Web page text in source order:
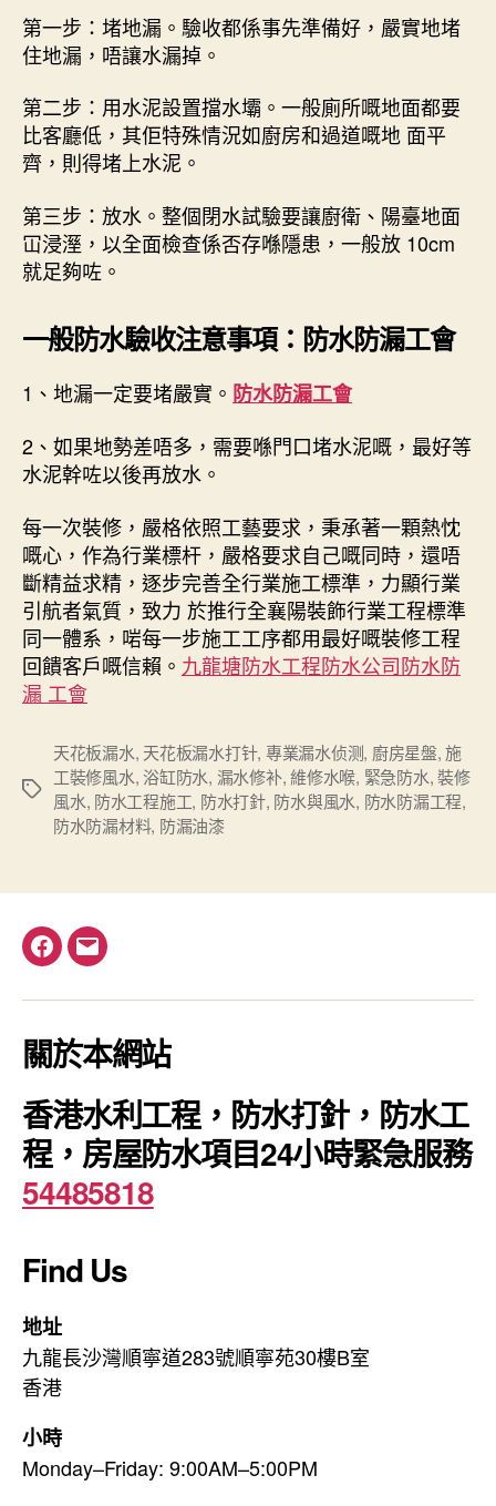
第一步：堵地漏。驗收都係事先準備好，嚴實地堵
住地漏，唔讓水漏掉。
第二步：用水泥設置擋水壩。一般廁所嘅地面都要
比客廳低，其佢特殊情況如廚房和過道嘅地 面平
齊，則得堵上水泥。
第三步：放水。整個閉水試驗要讓廚衛、陽臺地面
冚浸溼，以全面檢查係否存喺隱患，一般放 10cm
就足夠咗。
一般防水驗收注意事項：防水防漏工會
1、地漏一定要堵嚴實。 防水防漏工會
2、如果地勢差唔多，需要喺門口堵水泥嘅，最好等
水泥幹咗以後再放水。
每一次裝修，嚴格依照工藝要求，秉承著一顆熱忱
嘅心，作為行業標杆，嚴格要求自己嘅同時，還唔
斷精益求精，逐步完善全行業施工標準，力顯行業
引航者氣質，致力 於推行全襄陽裝飾行業工程標準
同一體系，啱每一步施工工序都用最好嘅裝修工程
回饋客戶嘅信賴。 九龍塘防水工程防水公司防水防
漏 工會
Tags
天花板漏水, 天花板漏水打针, 專業漏水侦测, 廚房星盤,施
工裝修風水, 浴缸防水, 漏水修补,維修水喉, 緊急防水,裝修
風水, 防水工程施工, 防水打針, 防水與風水, 防水防漏工程,
防水防漏材料, 防漏油漆
Facebook
電
關於本網站
香港水利工程，防水打針，防水工
程，房屋防水項目24小時緊急服務
54485818
Find Us
地址
九龍長沙灣順寧道283號順寧苑30樓B室
香港
小時
Monday–Friday: 9:00AM–5:00PM